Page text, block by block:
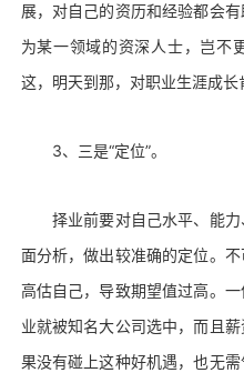
展，对自己的资历和经验都会
为某一领域的资深人士，岂不
这，明天到那，对职业生涯成长
3、三是“定位”。
择业前要对自己水平、能力
面分析，做出较准确的定位。
高估自己，导致期望值过高。
业就被知名大公司选中，而且
果没有碰上这种好机遇，也无